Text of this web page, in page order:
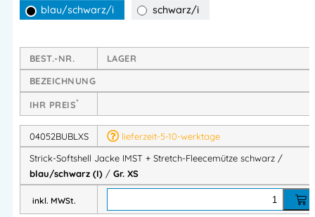
Highlights & Vorteile
Hybridkonstruktion für perfekten Tragekomfort
Weiches, warmes Strickmaterial
Softshell-Verstärkungen an besonders beanspruchten
Bereichen
Angenehm atmungsaktiv und funktionell
Robust & langlebig
Softshell-Besätze schützen vor Abrieb
Ideal für körperliche Tätigkeiten & Outdoor-Einsätze
BEST.-NR.
LAGER
BEZEICHNUNG
IHR PREIS*
04052BUBLXS
lieferzeit-5-10-werktage
Strick-Softshell Jacke IMST + Stretch-Fleecemütze schwarz /
blau/schwarz (I)/ Gr. XS
inkl. MWSt.
blau/schwarz/i schwarz/i